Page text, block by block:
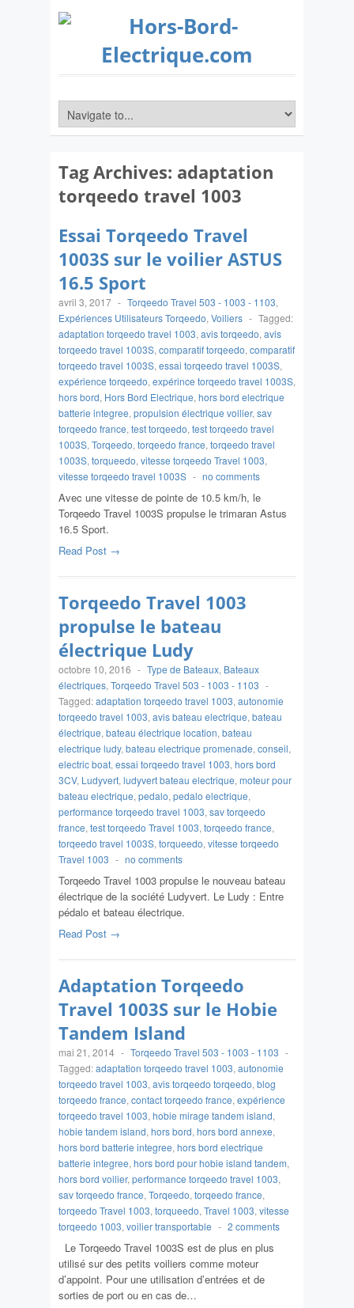
Tag Archives: adaptation
torqeedo travel 1003
Essai Torqeedo Travel
1003S sur le voilier ASTUS
16.5 Sport
avril 3, 2017 - Torqeedo Travel 503 - 1003 - 1103,
Expériences Utilisateurs Torqeedo, Voiliers - Tagged:
adaptation torqeedo travel 1003, avis torqeedo, avis
torqeedo travel 1003S, comparatif torqeedo, comparatif
torqeedo travel 1003S, essai torqeedo travel 1003S,
expérience torqeedo, expérince torqeedo travel 1003S,
hors bord, Hors Bord Electrique, hors bord electrique
batterie integree, propulsion électrique voilier, sav
torqeedo france, test torqeedo, test torqeedo travel
1003S, Torqeedo, torqeedo france, torqeedo travel
1003S, torqueedo, vitesse torqeedo Travel 1003,
vitesse torqeedo travel 1003S - no comments
Avec une vitesse de pointe de 10.5 km/h, le
Torqeedo Travel 1003S propulse le trimaran Astus
16.5 Sport.
Read Post →
Torqeedo Travel 1003
propulse le bateau
électrique Ludy
octobre 10, 2016 - Type de Bateaux, Bateaux
électriques, Torqeedo Travel 503 - 1003 - 1103 -
Tagged:adaptation torqeedo travel 1003, autonomie
torqeedo travel 1003, avis bateau electrique, bateau
électrique, bateau électrique location, bateau
electrique ludy, bateau electrique promenade, conseil,
electric boat, essai torqeedo travel 1003, hors bord
3CV, Ludyvert, ludyvert bateau electrique, moteur pour
bateau electrique, pedalo, pedalo electrique,
performance torqeedo travel 1003, sav torqeedo
france, test torqeedo Travel 1003, torqeedo france,
torqeedo travel 1003S, torqueedo, vitesse torqeedo
Travel 1003 - no comments
Torqeedo Travel 1003 propulse le nouveau bateau
électrique de la société Ludyvert. Le Ludy : Entre
pédalo et bateau électrique.
Read Post →
Adaptation Torqeedo
Travel 1003S sur le Hobie
Tandem Island
mai 21, 2014 - Torqeedo Travel 503 - 1003 - 1103 -
Tagged:adaptation torqeedo travel 1003, autonomie
torqeedo travel 1003, avis torqeedo torqeedo, blog
torqeedo france, contact torqeedo france, expérience
torqeedo travel 1003, hobie mirage tandem island,
hobie tandem island, hors bord, hors bord annexe,
hors bord batterie integree, hors bord electrique
batterie integree, hors bord pour hobie island tandem,
hors bord voilier, performance torqeedo travel 1003,
sav torqeedo france, Torqeedo, torqeedo france,
torqeedo Travel 1003, torqueedo, Travel 1003, vitesse
torqeedo 1003, voilier transportable - 2 comments
Le Torqeedo Travel 1003S est de plus en plus
utilisé sur des petits voiliers comme moteur
d’appoint. Pour une utilisation d’entrées et de
sorties de port ou en cas de…